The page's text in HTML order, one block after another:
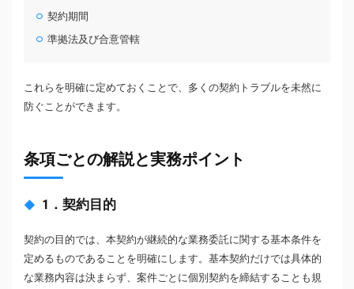
契約期間
準拠法及び合意管轄
これらを明確に定めておくことで、多くの契約トラブルを未然に
防ぐことができます。
条項ごとの解説と実務ポイント
1．契約目的
契約の目的では、本契約が継続的な業務委託に関する基本条件を
定めるものであることを明確にします。基本契約だけでは具体的
な業務内容は決まらず、案件ごとに個別契約を締結することも規